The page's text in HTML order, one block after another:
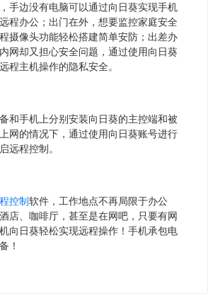
手边没有电脑可以通过向日葵实现手机
程办公；出门在外，想要监控家庭安全
摄像头功能轻松搭建简单安防；出差办
网却又担心安全问题，通过使用向日葵
程主机操作的隐私安全。
手机上分别安装向日葵的主控端和被
网的情况下，通过使用向日葵账号进行
远程控制。
控制软件，工作地点不再局限于办公
店、咖啡厅，甚至是在网吧，只要有网
向日葵轻松实现远程操作！手机承包电
！